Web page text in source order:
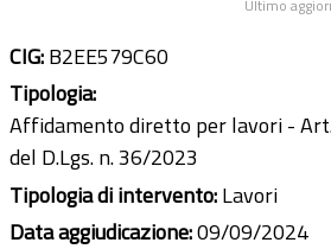
Ultimo
CIG:B2EE579C60
Tipologia:
Affidamento diretto per lavori -
del D.Lgs. n. 36/2023
Tipologia di intervento:Lavori
Data aggiudicazione:09/09/2024